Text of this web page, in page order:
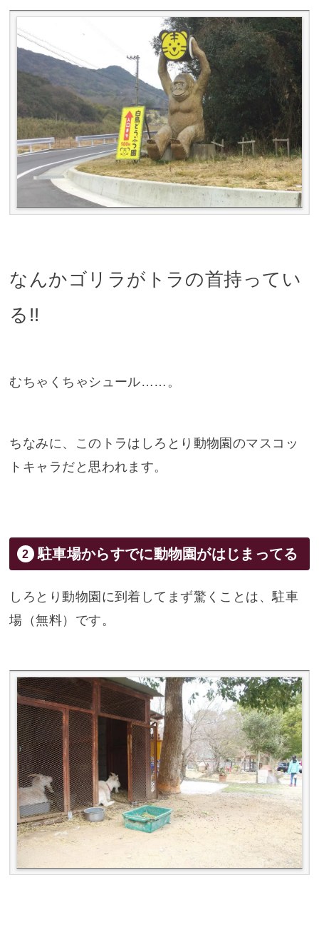
なんかゴリラがトラの首持ってい
る!!
むちゃくちゃシュール……。
ちなみに、このトラはしろとり動物園のマスコッ
トキャラだと思われます。
駐車場からすでに動物園がはじまってる
しろとり動物園に到着してまず驚くことは、駐車
場（無料）です。